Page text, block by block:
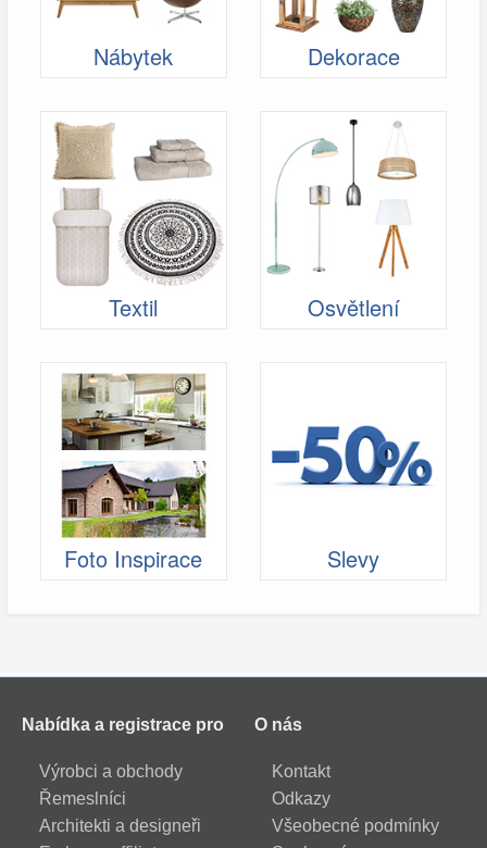
Nábytek Dekorace
Textil Osvětlení
Foto Inspirace Slevy
Nabídka a registrace pro
Výrobci a obchody
Řemeslníci
Architekti a designeři
O nás
Kontakt
Odkazy
Všeobecné podmínky